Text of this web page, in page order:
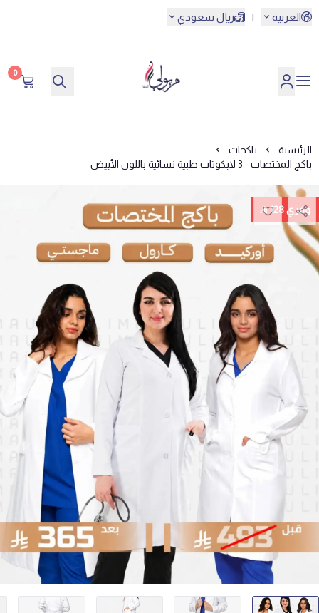
العربية | ريال سعودي
مريولي أحلا
0
الرئيسية
باكجات
باكج المختصات - 3 لابكوتات طبية نسائية باللون الأبيض
وفري 128